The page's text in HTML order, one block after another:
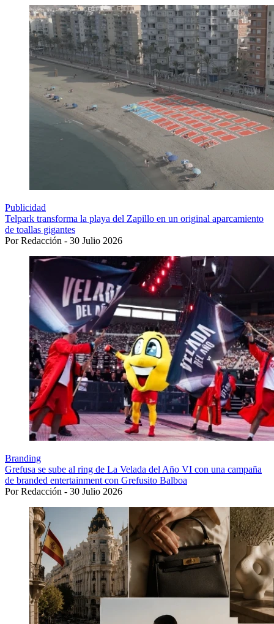
Publicidad
Telpark transforma la playa del Zapillo en un original aparcamiento
de toallas gigantes
Por Redacción - 30 Julio 2026
Branding
Grefusa se sube al ring de La Velada del Año VI con una campaña
de branded entertainment con Grefusito Balboa
Por Redacción - 30 Julio 2026